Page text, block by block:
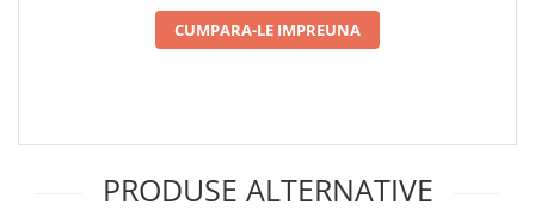
CUMPARA-LE IMPREUNA
PRODUSE ALTERNATIVE